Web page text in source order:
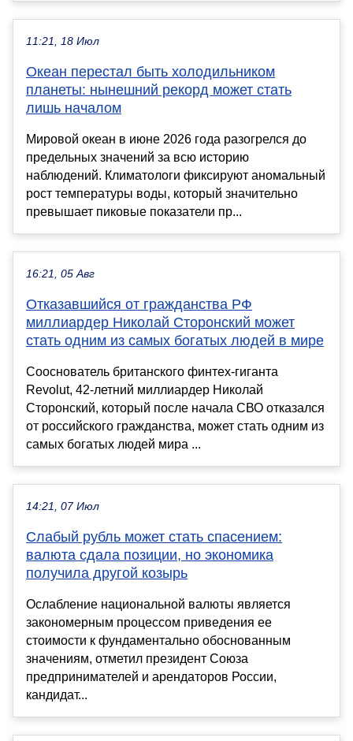
11:21, 18 Июл
Океан перестал быть холодильником
планеты: нынешний рекорд может стать
лишь началом
Мировой океан в июне 2026 года разогрелся до
предельных значений за всю историю
наблюдений. Климатологи фиксируют аномальный
рост температуры воды, который значительно
превышает пиковые показатели пр...
16:21, 05 Авг
Отказавшийся от гражданства РФ
миллиардер Николай Сторонский может
стать одним из самых богатых людей в мире
Сооснователь британского финтех-гиганта
Revolut, 42-летний миллиардер Николай
Сторонский, который после начала СВО отказался
от российского гражданства, может стать одним из
самых богатых людей мира ...
14:21, 07 Июл
Слабый рубль может стать спасением:
валюта сдала позиции, но экономика
получила другой козырь
Ослабление национальной валюты является
закономерным процессом приведения ее
стоимости к фундаментально обоснованным
значениям, отметил президент Союза
предпринимателей и арендаторов России,
кандидат...